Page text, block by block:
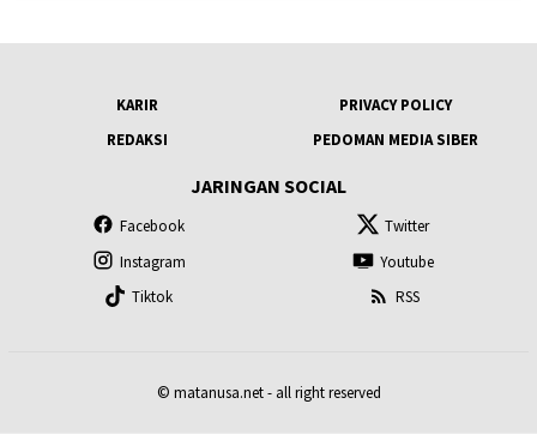
KARIR
PRIVACY POLICY
REDAKSI
PEDOMAN MEDIA SIBER
JARINGAN SOCIAL
Facebook
Twitter
Instagram
Youtube
Tiktok
RSS
© matanusa.net - all right reserved